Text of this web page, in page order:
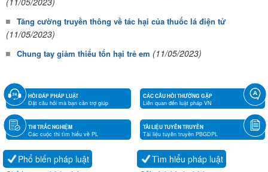
Tăng cường truyền thông về tác hại của thuốc lá điện tử
(11/05/2023)
Chung tay giảm thiểu tổn hại trẻ em (11/05/2023)
HỎI ĐÁP PHÁP LUẬT
Đặt câu hỏi mà bạn cần trợ giúp
CÁC CÂU HỎI THƯỜNG GẶP
Liên quan đến luật pháp VN
THI TRẮC NGHIỆM
Các cuộc thi tìm hiểu về PL
TÀI LIỆU TUYÊN TRUYỀN
Tài liệu tuyên truyền PBGDPL
Phổ biến pháp luật Tìm hiểu pháp luật